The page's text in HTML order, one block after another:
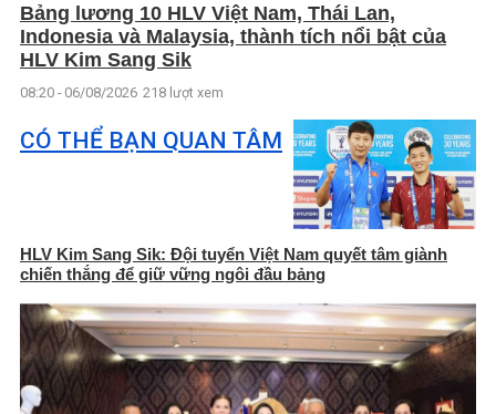
Bảng lương 10 HLV Việt Nam, Thái Lan,
Indonesia và Malaysia, thành tích nổi bật của
HLV Kim Sang Sik
08:20 - 06/08/2026 218 lượt xem
CÓ THỂ BẠN QUAN TÂM
HLV Kim Sang Sik: Đội tuyển Việt Nam quyết tâm giành
chiến thắng để giữ vững ngôi đầu bảng